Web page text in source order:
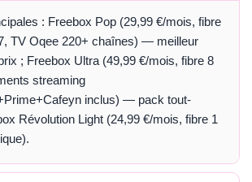
: Freebox Pop (29,99 €/mois, fibre
TV Oqee 220+ chaînes) — meilleur
; Freebox Ultra (49,99 €/mois, fibre 8
streaming
inclus) — pack tout-
Révolution Light (24,99 €/mois, fibre 1